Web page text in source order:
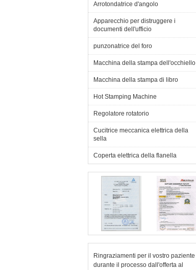
Arrotondatrice d'angolo
Apparecchio per distruggere i
documenti dell'ufficio
punzonatrice del foro
Macchina della stampa dell'occhiello
Macchina della stampa di libro
Hot Stamping Machine
Regolatore rotatorio
Cucitrice meccanica elettrica della
sella
Coperta elettrica della flanella
Ringraziamenti per il vostro paziente
durante il processo dall'offerta al